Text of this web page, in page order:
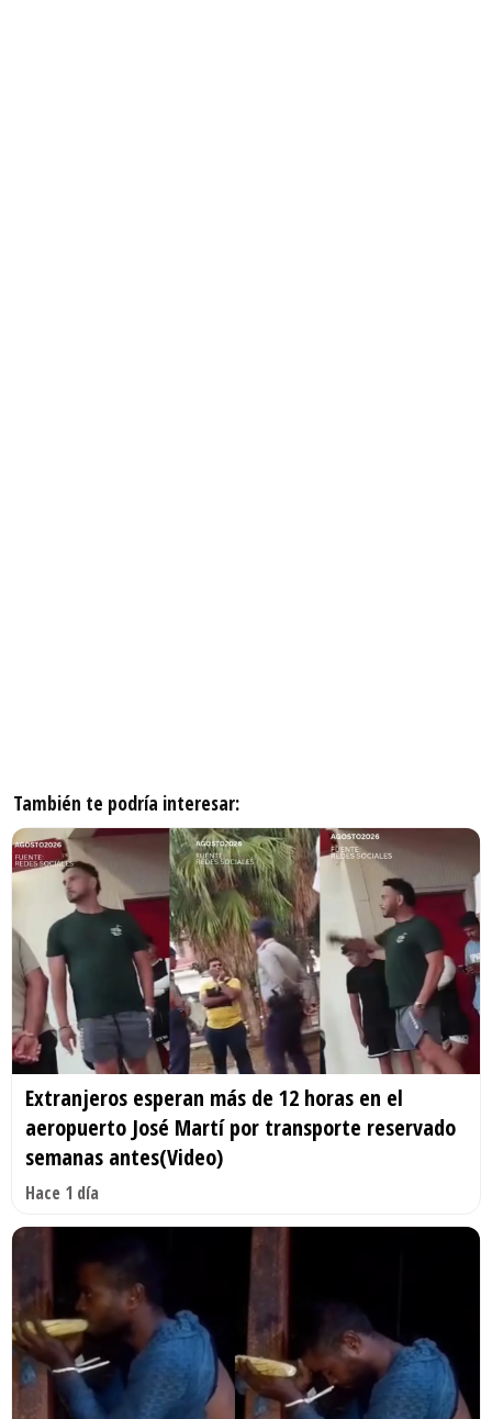
También te podría interesar:
Extranjeros esperan más de 12 horas en el
aeropuerto José Martí por transporte reservado
semanas antes(Video)
Hace 1 día